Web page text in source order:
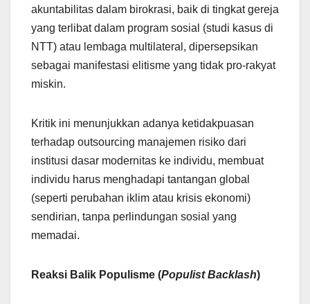
akuntabilitas dalam birokrasi, baik di tingkat gereja
yang terlibat dalam program sosial (studi kasus di
NTT) atau lembaga multilateral, dipersepsikan
sebagai manifestasi elitisme yang tidak pro-rakyat
miskin.
Kritik ini menunjukkan adanya ketidakpuasan
terhadap outsourcing manajemen risiko dari
institusi dasar modernitas ke individu, membuat
individu harus menghadapi tantangan global
(seperti perubahan iklim atau krisis ekonomi)
sendirian, tanpa perlindungan sosial yang
memadai.
Reaksi Balik Populisme (Populist Backlash)